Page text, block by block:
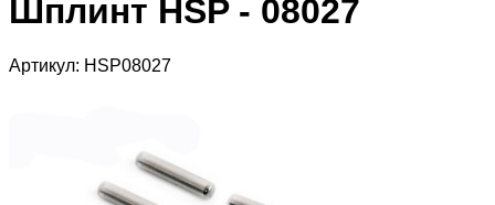
Шплинт HSP - 08027
Артикул: HSP08027